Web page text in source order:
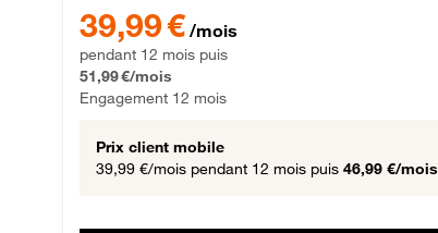
39,99 € /mois
pendant 12 mois puis
51,99 €/mois
Engagement 12 mois
Prix client mobile
39,99 €/mois pendant 12 mois puis 46,99 €/mois